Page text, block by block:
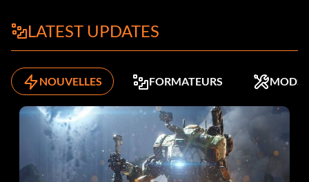
LATEST UPDATES
NOUVELLES FORMATEURS MODS